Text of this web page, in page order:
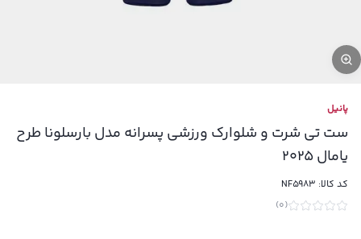
پانیل
ست تی شرت و شلوارک ورزشی پسرانه مدل بارسلونا طرح
یامال 2025
کد کالا: NF5983
(
0
)